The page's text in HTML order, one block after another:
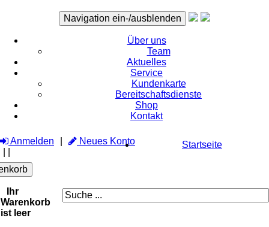
Navigation ein-/ausblenden
Über uns
Team
Aktuelles
Service
Kundenkarte
Bereitschaftsdienste
Shop
Kontakt
Anmelden
Neues Konto
Ihr
Warenkorb
ist leer
Startseite